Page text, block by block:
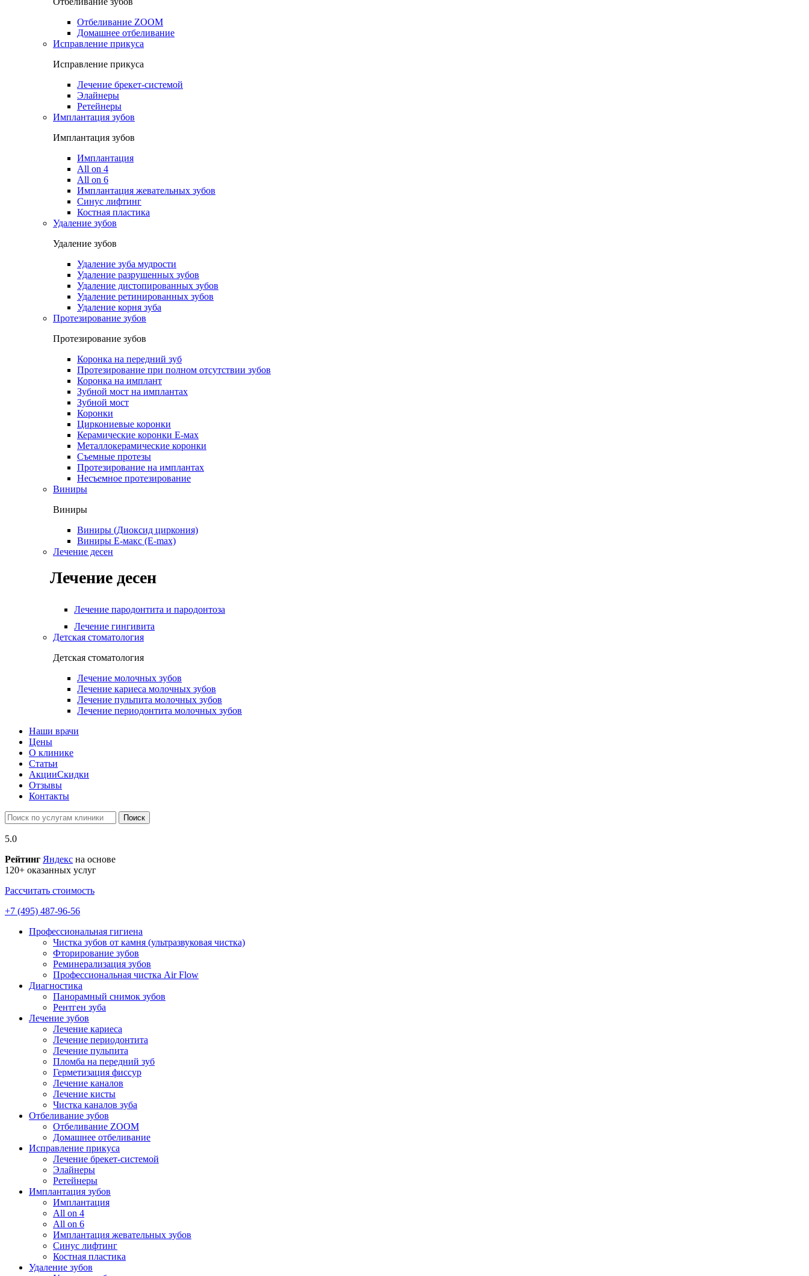
Отбеливание ZOOM
Домашнее отбеливание
Исправление прикуса
Исправление прикуса
Лечение брекет-системой
Элайнеры
Ретейнеры
Имплантация зубов
Имплантация зубов
Имплантация
All on 4
All on 6
Имплантация жевательных зубов
Синус лифтинг
Костная пластика
Удаление зубов
Удаление зубов
Удаление зуба мудрости
Удаление разрушенных зубов
Удаление дистопированных зубов
Удаление ретинированных зубов
Удаление корня зуба
Протезирование зубов
Протезирование зубов
Коронка на передний зуб
Протезирование при полном отсутствии зубов
Коронка на имплант
Зубной мост на имплантах
Зубной мост
Коронки
Циркониевые коронки
Керамические коронки Е-мах
Металлокерамические коронки
Съемные протезы
Протезирование на имплантах
Несъемное протезирование
Виниры
Виниры
Виниры (Диоксид циркония)
Виниры Е-макс (E-max)
Лечение десен
Лечение десен
Лечение пародонтита и пародонтоза
Лечение гингивита
Детская стоматология
Детская стоматология
Лечение молочных зубов
Лечение кариеса молочных зубов
Лечение пульпита молочных зубов
Лечение периодонтита молочных зубов
Наши врачи
Цены
О клинике
Статьи
АкцииСкидки
Отзывы
Контакты
Поиск
5.0
Рейтинг Яндекс на основе
120+ оказанных услуг
Рассчитать стоимость
+7 (495) 487-96-56
Профессиональная гигиена
Чистка зубов от камня (ультразвуковая чистка)
Фторирование зубов
Реминерализация зубов
Профессиональная чистка Air Flow
Диагностика
Панорамный снимок зубов
Рентген зуба
Лечение зубов
Лечение кариеса
Лечение периодонтита
Лечение пульпита
Пломба на передний зуб
Герметизация фиссур
Лечение каналов
Лечение кисты
Чистка каналов зуба
Отбеливание зубов
Отбеливание ZOOM
Домашнее отбеливание
Исправление прикуса
Лечение брекет-системой
Элайнеры
Ретейнеры
Имплантация зубов
Имплантация
All on 4
All on 6
Имплантация жевательных зубов
Синус лифтинг
Костная пластика
Удаление зубов